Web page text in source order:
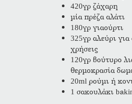
420γρ ζάχαρη
μία πρέζα αλάτι
180γρ γιαούρτι
325γρ αλεύρι για
χρήσεις
120γρ βούτυρο
θερμοκρασία
20ml ρούμι ή
1 σακουλάκι